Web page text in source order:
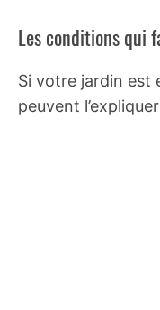
Les conditions qui
Si votre jardin est
peuvent